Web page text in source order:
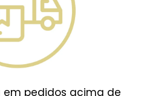
em pedidos acima de